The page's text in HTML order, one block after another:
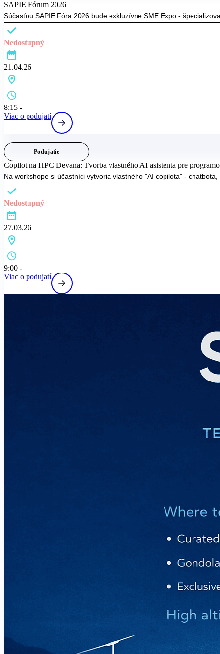
SAPIE Fórum 2026
Súčasťou SAPIE Fóra 2026 bude exkluzívne SME Expo -
Nedostupný
21.04.26
8:15 -
Viac o podujatí
Podujatie
Copilot na HPC Devana: Tvorba vlastného AI asistenta pre
Na workshope si účastníci vytvoria vlastného "AI copilota" -
Nedostupný
27.03.26
9:00 -
Viac o podujatí